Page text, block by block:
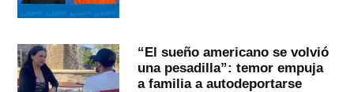
“El sueño americano se volvió
una pesadilla”: temor empuja
a familia a autodeportarse